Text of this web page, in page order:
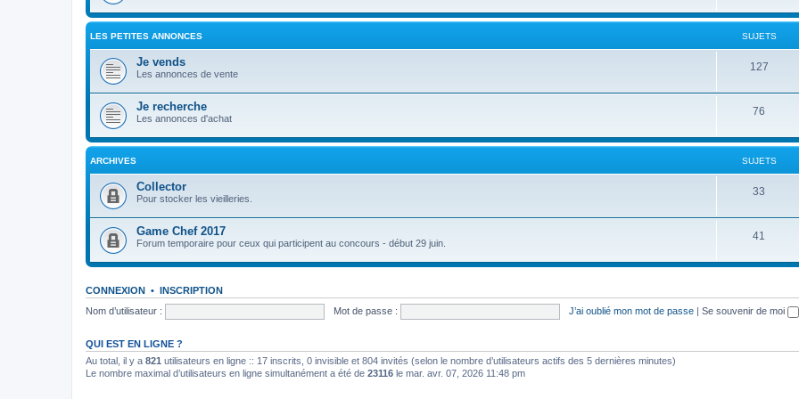
LES PETITES ANNONCES SUJETS
Je vends
Les annonces de vente
127
Je recherche
Les annonces d'achat
76
ARCHIVES SUJETS
Collector
Pour stocker les vieilleries.
33
Game Chef 2017
Forum temporaire pour ceux qui participent au concours - début 29 juin.
41
CONNEXION • INSCRIPTION
Nom d’utilisateur :
Mot de passe : J’ai oublié mon mot de passe | Se souvenir de moi
QUI EST EN LIGNE ?
Au total, il y a 821 utilisateurs en ligne :: 17 inscrits, 0 invisible et 804 invités (selon le nombre d’utilisateurs actifs des 5 dernières minutes)
Le nombre maximal d’utilisateurs en ligne simultanément a été de 23116 le mar. avr. 07, 2026 11:48 pm